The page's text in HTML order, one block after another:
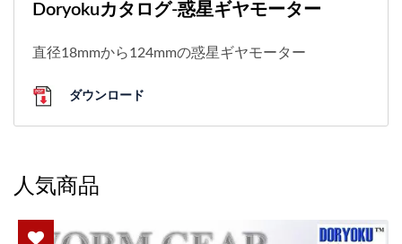
Doryokuカタログ-惑星ギヤモーター
直径18mmから124mmの惑星ギヤモーター
ダウンロード
人気商品